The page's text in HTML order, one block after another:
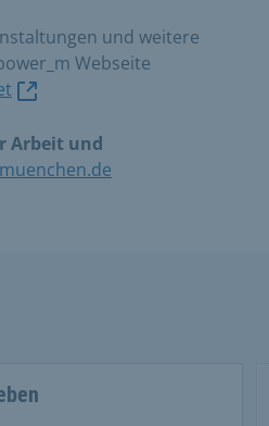
und weitere
Webseite
Arbeit und